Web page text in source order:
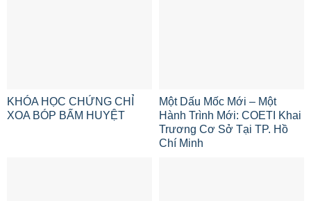
KHÓA HỌC CHỨNG CHỈ
XOA BÓP BẤM HUYỆT
Một Dấu Mốc Mới – Một
Hành Trình Mới: COETI Khai
Trương Cơ Sở Tại TP. Hồ
Chí Minh